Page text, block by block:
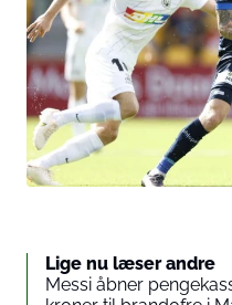
Lige nu læser andre
Messi åbner